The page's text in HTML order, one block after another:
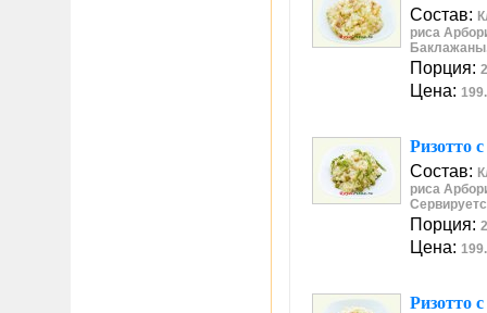
Состав:
риса
Порция:
Цена:
Ризотто
Состав:
риса
Порция:
Цена:
Ризотто